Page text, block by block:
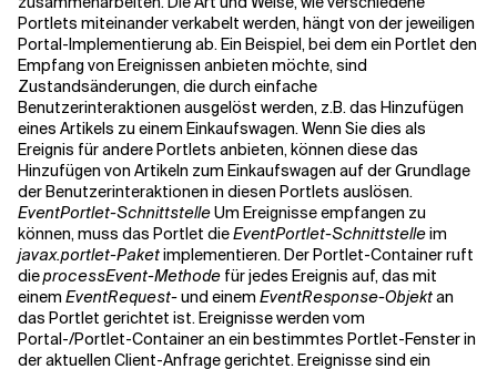
Portlets miteinander verkabelt werden, hängt von der jeweiligen
Portal-Implementierung ab. Ein Beispiel, bei dem ein Portlet den
Empfang von Ereignissen anbieten möchte, sind
Zustandsänderungen, die durch einfache
Benutzerinteraktionen ausgelöst werden, z.B. das Hinzufügen
eines Artikels zu einem Einkaufswagen. Wenn Sie dies als
Ereignis für andere Portlets anbieten, können diese das
Hinzufügen von Artikeln zum Einkaufswagen auf der Grundlage
der Benutzerinteraktionen in diesen Portlets auslösen.
EventPortlet-SchnittstelleUm Ereignisse empfangen zu
können, muss das Portlet dieEventPortlet-Schnittstelleim
javax.portlet-Paketimplementieren. Der Portlet-Container ruft
dieprocessEvent-Methode für jedes Ereignis auf, das mit
einem EventRequest-und einem EventResponse-Objektan
das Portlet gerichtet ist. Ereignisse werden vom
Portal-/Portlet-Container an ein bestimmtes Portlet-Fenster in
der aktuellen Client-Anfrage gerichtet. Ereignisse sind ein